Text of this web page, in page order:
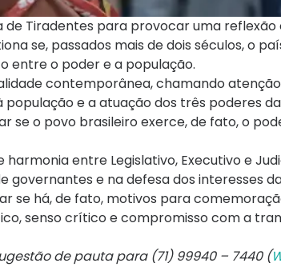
Tiradentes para provocar uma
se, passados mais de dois séculos, o
entre o poder e a população.
contemporânea, chamando
e a atuação dos três poderes
se o povo brasileiro exerce, de fato, o
entre Legislativo, Executivo e
e na defesa dos interesses
se há, de fato, motivos para
senso crítico e compromisso com a
de pauta para (71) 99940 – 7440 (